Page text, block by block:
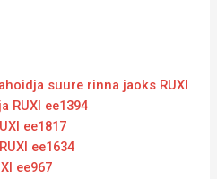
suure rinna jaoks RUXI
RUXI ee1394
ee1817
ee1634
ee967